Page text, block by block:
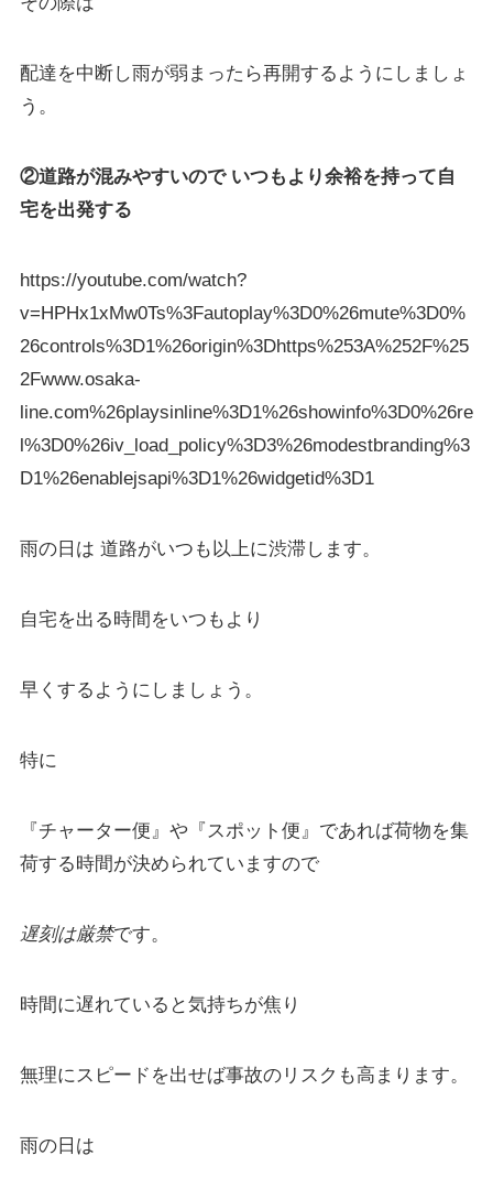
配達を中断し雨が弱まったら再開するようにしましょ
う。
②道路が混みやすいので いつもより余裕を持って自
宅を出発する
https://youtube.com/watch?
v=HPHx1xMw0Ts%3Fautoplay%3D0%26mute%3D0%
26controls%3D1%26origin%3Dhttps%253A%252F%25
2Fwww.osaka-
line.com%26playsinline%3D1%26showinfo%3D0%26re
l%3D0%26iv_load_policy%3D3%26modestbranding%3
D1%26enablejsapi%3D1%26widgetid%3D1
雨の日は 道路がいつも以上に渋滞します。
自宅を出る時間をいつもより
早くするようにしましょう。
特に
『チャーター便』や『スポット便』であれば荷物を集
荷する時間が決められていますので
遅刻は厳禁です。
時間に遅れていると気持ちが焦り
無理にスピードを出せば事故のリスクも高まります。
雨の日は